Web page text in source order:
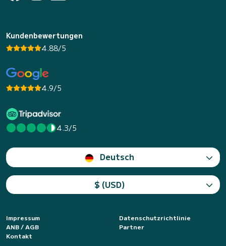
Kundenbewertungen
4.88/5
4.9/5
4.3/5
Deutsch
$ (USD)
Impressum
Datenschutzrichtlinie
ANB / AGB
Partner
Kontakt